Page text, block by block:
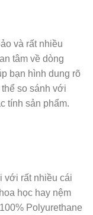
và rất nhiều
tâm về dòng
bạn hình dung rõ
so sánh với
tính sản phẩm.
với rất nhiều cái
học hay nệm
Polyurethane